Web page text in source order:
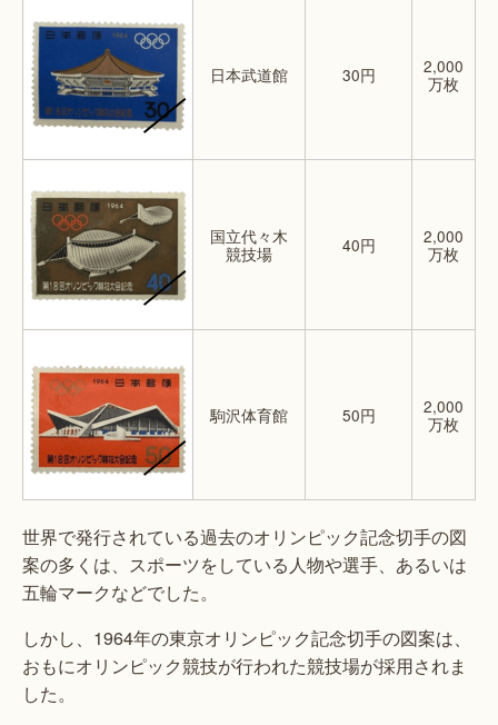
日本武道館 30円
2,000
万枚
国立代々木
競技場
40円
2,000
万枚
駒沢体育館 50円
2,000
万枚
世界で発行されている過去のオリンピック記念切手の図
案の多くは、スポーツをしている人物や選手、あるいは
五輪マークなどでした。
しかし、1964年の東京オリンピック記念切手の図案は、
おもにオリンピック競技が行われた競技場が採用されま
した。